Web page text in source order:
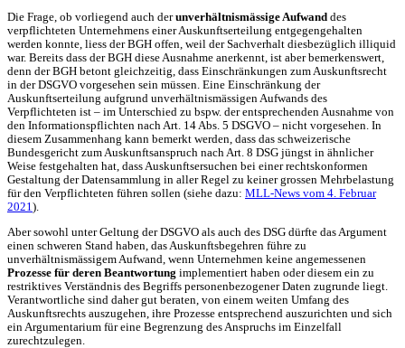
Die Frage, ob vorliegend auch derunverhältnismässige Aufwand des
verpflichteten Unternehmens einer Auskunftserteilung entgegengehalten
werden konnte, liess der BGH offen, weil der Sachverhalt diesbezüglich illiquid
war. Bereits dass der BGH diese Ausnahme anerkennt, ist aber bemerkenswert,
denn der BGH betont gleichzeitig, dass Einschränkungen zum Auskunftsrecht
in der DSGVO vorgesehen sein müssen. Eine Einschränkung der
Auskunftserteilung aufgrund unverhältnismässigen Aufwands des
Verpflichteten ist – im Unterschied zu bspw. der entsprechenden Ausnahme von
den Informationspflichten nach Art. 14 Abs. 5 DSGVO – nicht vorgesehen. In
diesem Zusammenhang kann bemerkt werden, dass das schweizerische
Bundesgericht zum Auskunftsanspruch nach Art. 8 DSG jüngst in ähnlicher
Weise festgehalten hat, dass Auskunftsersuchen bei einer rechtskonformen
Gestaltung der Datensammlung in aller Regel zu keiner grossen Mehrbelastung
für den Verpflichteten führen sollen (siehe dazu: MLL-News vom 4. Februar
2021).
Aber sowohl unter Geltung der DSGVO als auch des DSG dürfte das Argument
einen schweren Stand haben, das Auskunftsbegehren führe zu
unverhältnismässigem Aufwand, wenn Unternehmen keine angemessenen
Prozesse für deren Beantwortung implementiert haben oder diesem ein zu
restriktives Verständnis des Begriffs personenbezogener Daten zugrunde liegt.
Verantwortliche sind daher gut beraten, von einem weiten Umfang des
Auskunftsrechts auszugehen, ihre Prozesse entsprechend auszurichten und sich
ein Argumentarium für eine Begrenzung des Anspruchs im Einzelfall
zurechtzulegen.